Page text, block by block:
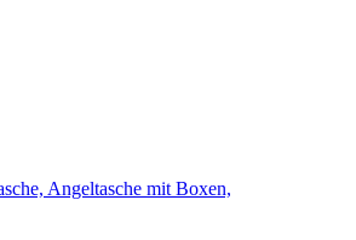
Angeltasche mit Boxen,